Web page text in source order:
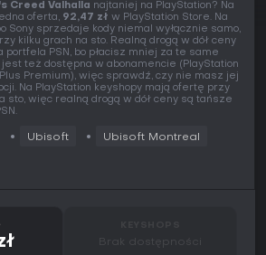
Creed Valhalla najtaniej na PlayStation? Na
oferta, 92,47 zł w PlayStation Store. Na
Sony sprzedaje kody niemal wyłącznie samo,
kilku grach na sto. Realną drogą w dół ceny
portfela PSN, bo płacisz mniej za te same
jest też dostępna w abonamencie (PlayStation
Premium), więc sprawdź, czy nie masz jej
Na PlayStation keyshopy mają ofertę przy
sto, więc realną drogą w dół ceny są tańsze
Ubisoft Ubisoft Montreal
Brak dostępności